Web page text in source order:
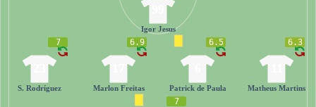
7
7
S. Rodríguez
6.9
Marlon Freitas
6.5
Patrick de Paula
6.3
Matheus Martins
Igor Jesus